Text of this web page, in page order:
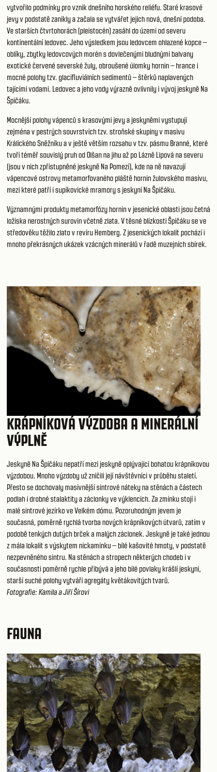
vytvořilo podmínky pro vznik dnešního horského reliéfu. Staré krasové
jevy v podstatě zanikly a začala se vytvářet jejich nová, dnešní podoba.
Ve starších čtvrtohorách (pleistocén) zasáhl do území od severu
kontinentální ledovec. Jeho výsledkem jsou ledovcem ohlazené kopce –
oblíky, zbytky ledovcových morén s dovlečenými bludnými balvany
exotické červené severské žuly, obroušené úlomky hornin – hrance i
mocné polohy tzv. glacifluviálních sedimentů – štěrků naplavených
tajícími vodami. Ledovec a jeho vody výrazně ovlivnily i vývoj jeskyně Na
Špičáku.
Mocnější polohy vápenců s krasovými jevy a jeskyněmi vystupují
zejména v pestrých souvrstvích tzv. stroňské skupiny v masivu
Králického Sněžníku a v ještě větším rozsahu v tzv. pásmu Branné, které
tvoří téměř souvislý pruh od Olšan na jihu až po Lázně Lipová na severu
(jsou v nich zpřístupněné jeskyně Na Pomezí), kde na ně navazují
vápencové ostrovy metamorfovaného pláště hornin žulovského masivu,
mezi které patří i supíkovické mramory s jeskyní Na Špičáku.
Významnými produkty metamorfózy hornin v jesenické oblasti jsou četná
ložiska nerostných surovin včetně zlata. V těsné blízkosti Špičáku se ve
středověku těžilo zlato v revíru Hemberg. Z jesenických lokalit pochází i
mnoho překrásných ukázek vzácných minerálů v řadě muzejních sbírek.
KRÁPNÍKOVÁ VÝZDOBA A MINERÁLNÍ
VÝPLNĚ
Jeskyně Na Špičáku nepatří mezi jeskyně oplývající bohatou krápníkovou
výzdobou. Mnoho výzdoby už zničili její návštěvníci v průběhu staletí.
Přesto se dochovaly masivnější sintrové náteky na stěnách a částech
podlah i drobné stalaktity a záclonky ve výklencích. Za zmínku stojí i
malé sintrové jezírko ve Velkém dómu. Pozoruhodným jevem je
současná, poměrně rychlá tvorba nových krápníkových útvarů, zatím v
podobě tenkých dutých brček a malých záclonek. Jeskyně je také jednou
z mála lokalit s výskytem nickamínku – bílé kašovité hmoty, v podstatě
nezpevněného sintru. Na stěnách a stropech některých chodeb i v
současnosti poměrně rychle přibývá a jeho bílé povlaky krášlí jeskyni,
starší suché polohy vytváří agregáty květákovitých tvarů.
Fotografie: Kamila a Jiří Šírovi
FAUNA